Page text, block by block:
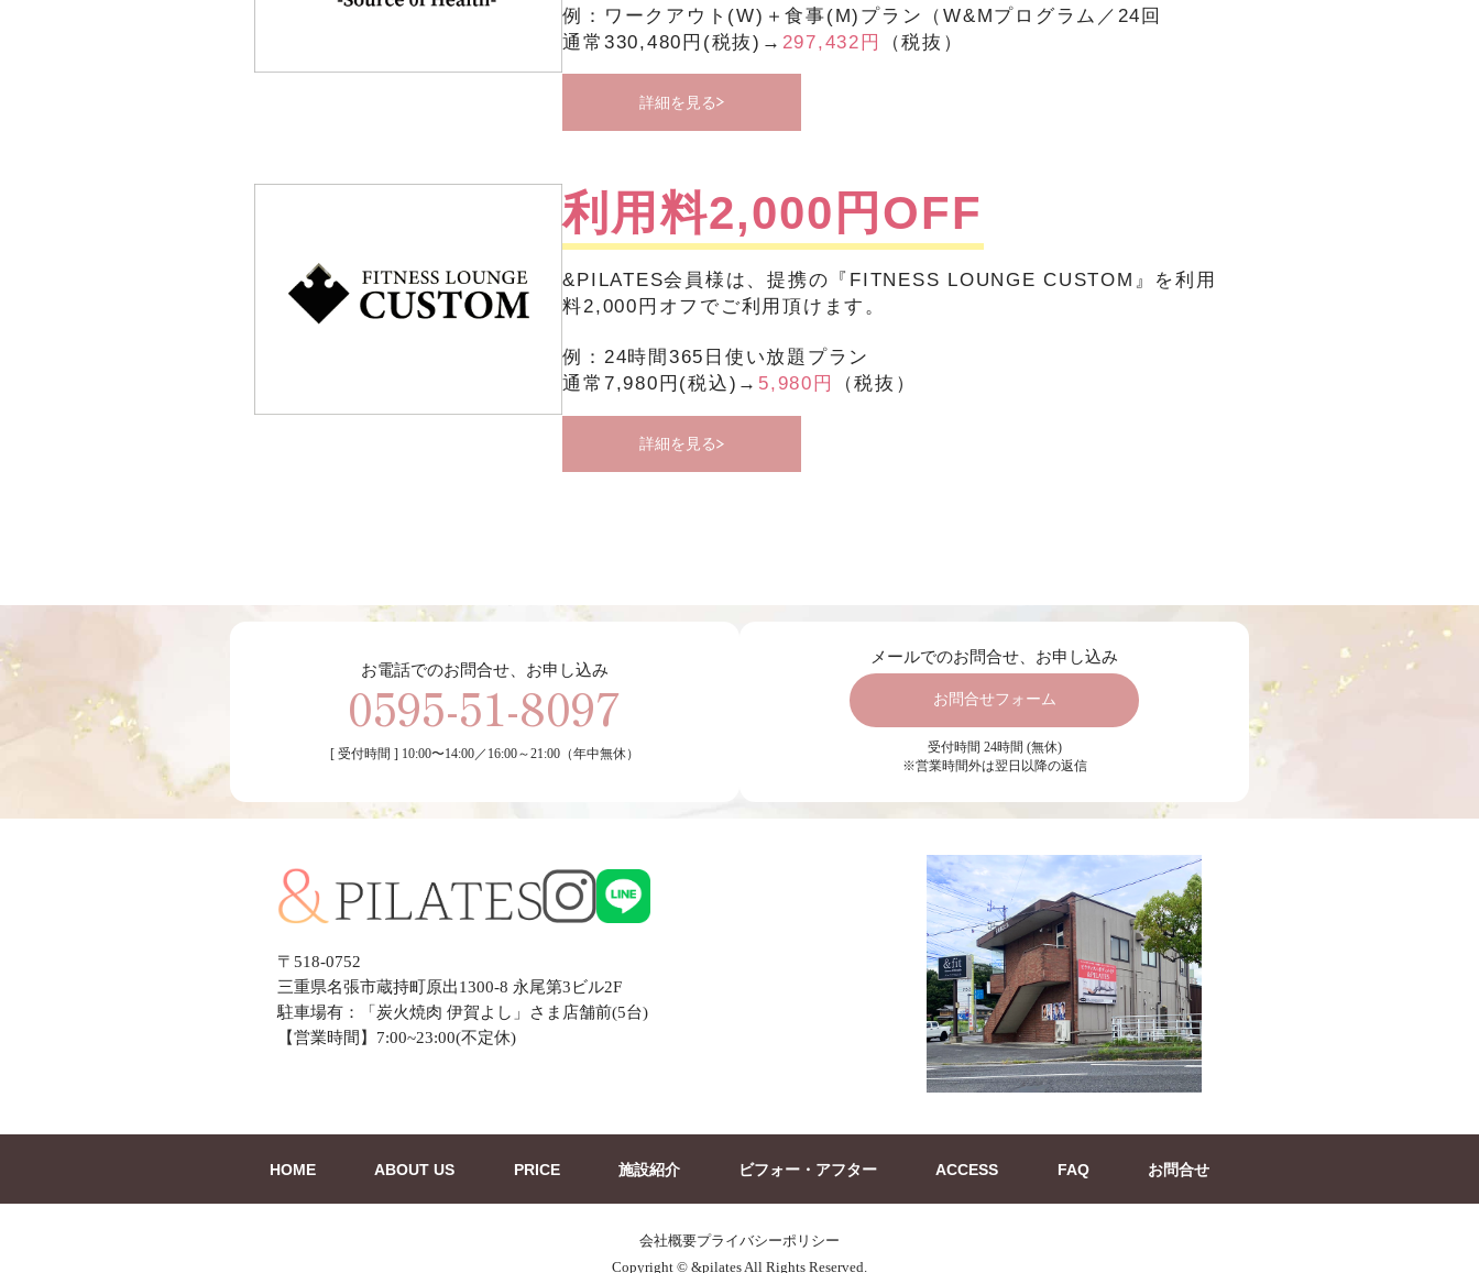
例：ワークアウト(W)＋食事(M)プラン（W&Mプログラム／24回
通常330,480円(税抜)→ 297,432円 （税抜）
詳細を見る
利用料2,000円OFF
&PILATES会員様は、提携の『FITNESS LOUNGE CUSTOM』を利用
料2,000円オフでご利用頂けます。
例：24時間365日使い放題プラン
通常7,980円(税込)→ 5,980円 （税抜）
詳細を見る
お電話でのお問合せ、お申し込み
0595-51-8097
[ 受付時間 ] 10:00〜14:00／16:00～21:00（年中無休）
メールでのお問合せ、お申し込み
お問合せフォーム
受付時間 24時間 (無休)
※営業時間外は翌日以降の返信
〒518-0752
三重県名張市蔵持町原出1300-8 永尾第3ビル2F
駐車場有：「炭火焼肉 伊賀よし」さま店舗前(5台)
【営業時間】7:00~23:00(不定休)
HOME ABOUT US PRICE 施設紹介 ビフォー・アフター ACCESS FAQ お問合せ
会社概要プライバシーポリシー
Copyright © &pilates All Rights Reserved.